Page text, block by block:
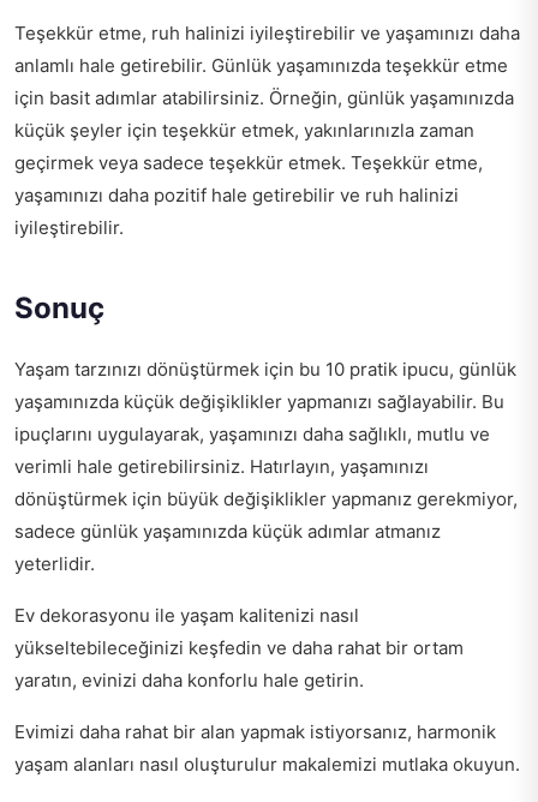
Teşekkür etme, ruh halinizi iyileştirebilir ve yaşamınızı daha
anlamlı hale getirebilir. Günlük yaşamınızda teşekkür etme
için basit adımlar atabilirsiniz. Örneğin, günlük yaşamınızda
küçük şeyler için teşekkür etmek, yakınlarınızla zaman
geçirmek veya sadece teşekkür etmek. Teşekkür etme,
yaşamınızı daha pozitif hale getirebilir ve ruh halinizi
iyileştirebilir.
Sonuç
Yaşam tarzınızı dönüştürmek için bu 10 pratik ipucu, günlük
yaşamınızda küçük değişiklikler yapmanızı sağlayabilir. Bu
ipuçlarını uygulayarak, yaşamınızı daha sağlıklı, mutlu ve
verimli hale getirebilirsiniz. Hatırlayın, yaşamınızı
dönüştürmek için büyük değişiklikler yapmanız gerekmiyor,
sadece günlük yaşamınızda küçük adımlar atmanız
yeterlidir.
Ev dekorasyonu ile yaşam kalitenizi nasıl
yükseltebileceğinizi keşfedin ve daha rahat bir ortam
yaratın, evinizi daha konforlu hale getirin.
Evimizi daha rahat bir alan yapmak istiyorsanız, harmonik
yaşam alanları nasıl oluşturulur makalemizi mutlaka okuyun.